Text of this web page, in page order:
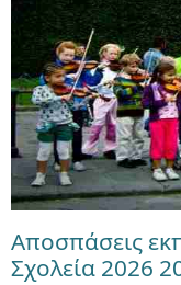
Αποσπάσεις
Σχολεία 2026